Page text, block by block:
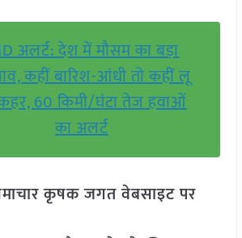
अलर्ट: देश में मौसम का बड़ा
कहीं बारिश-आंधी तो कहीं लू
60 किमी/घंटा तेज हवाओं
का अलर्ट
कृषक जगत वेबसाइट पर